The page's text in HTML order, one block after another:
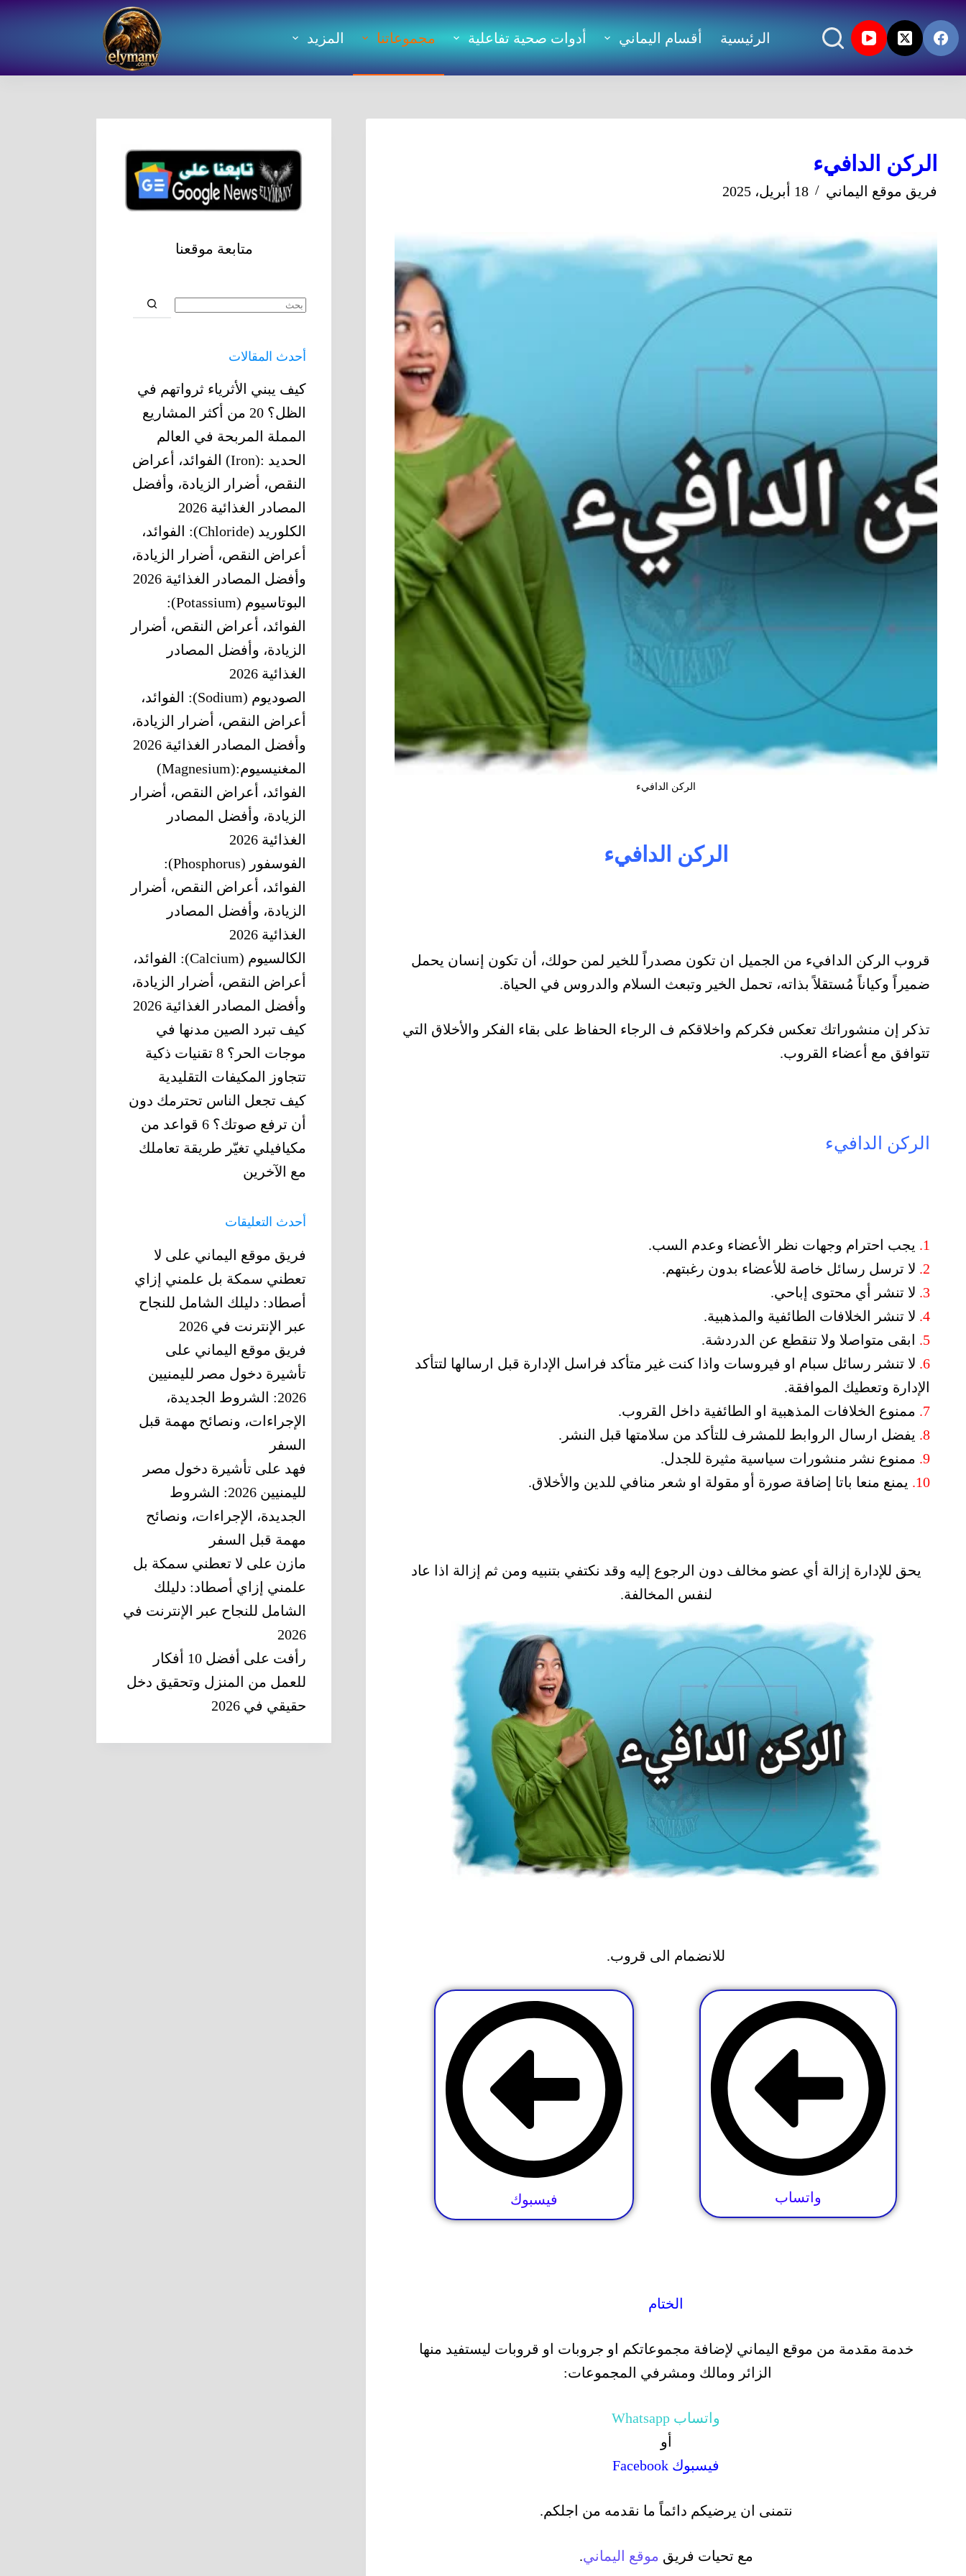
الرئيسية أقسام اليماني أدوات صحية تفاعلية مجموعاتنا المزيد
الركن الدافيء
فريق موقع اليماني 18 أبريل، 2025
الركن الدافيء
الركن الدافيء
قروب الركن الدافيء من الجميل ان تكون مصدراً للخير لمن حولك، أن تكون إنسان يحمل
ضميراً وكياناً مُستقلاً بذاته، تحمل الخير وتبعث السلام والدروس في الحياة.
تذكر إن منشوراتك تعكس فكركم واخلاقكم ف الرجاء الحفاظ على بقاء الفكر والأخلاق التي
تتوافق مع أعضاء القروب.
الركن الدافيء
1. يجب احترام وجهات نظر الأعضاء وعدم السب.
2. لا ترسل رسائل خاصة للأعضاء بدون رغبتهم.
3. لا تنشر أي محتوى إباحي.
4. لا تنشر الخلافات الطائفية والمذهبية.
5.
ابقى متواصلا ولا تنقطع عن الدردشة.
6. لا تنشر رسائل سبام او فيروسات واذا كنت غير متأكد فراسل الإدارة قبل ارسالها لتتأكد
الإدارة وتعطيك الموافقة.
7. ممنوع الخلافات المذهبية او الطائفية داخل القروب.
8. يفضل ارسال الروابط للمشرف للتأكد من سلامتها قبل النشر.
9. ممنوع نشر منشورات سياسية مثيرة للجدل.
10. يمنع منعا باتا إضافة صورة أو مقولة او شعر منافي للدين والأخلاق.
يحق للإدارة إزالة أي عضو مخالف دون الرجوع إليه وقد نكتفي بتنبيه ومن ثم إزالة اذا عاد
لنفس المخالفة.
للانضمام الى قروب.
واتساب فيسبوك
الختام
خدمة مقدمة من موقع اليماني لإضافة مجموعاتكم او جروبات او قروبات ليستفيد منها
الزائر ومالك ومشرفي المجموعات:
واتساب Whatsapp
أو
فيسبوك Facebook
نتمنى ان يرضيكم دائماً ما نقدمه من اجلكم.
مع تحيات فريق موقع اليماني.
متابعة موقعنا
أحدث المقالات
كيف يبني الأثرياء ثرواتهم في
الظل؟ 20 من أكثر المشاريع
المملة المربحة في العالم
الحديد‎ (Iron): ‎الفوائد، أعراض
النقص، أضرار الزيادة، وأفضل
المصادر الغذائية 2026
الكلوريد (Chloride): الفوائد،
أعراض النقص، أضرار الزيادة،
وأفضل المصادر الغذائية 2026
البوتاسيوم (Potassium):
الفوائد، أعراض النقص، أضرار
الزيادة، وأفضل المصادر
الغذائية 2026
الصوديوم (Sodium): الفوائد،
أعراض النقص، أضرار الزيادة،
وأفضل المصادر الغذائية 2026
المغنيسيوم‎ (Magnesium):
‎الفوائد، أعراض النقص، أضرار
الزيادة، وأفضل المصادر
الغذائية 2026
الفوسفور (Phosphorus):
الفوائد، أعراض النقص، أضرار
الزيادة، وأفضل المصادر
الغذائية 2026
الكالسيوم (Calcium): الفوائد،
أعراض النقص، أضرار الزيادة،
وأفضل المصادر الغذائية 2026
كيف تبرد الصين مدنها في
موجات الحر؟ 8 تقنيات ذكية
تتجاوز المكيفات التقليدية
كيف تجعل الناس تحترمك دون
أن ترفع صوتك؟ 6 قواعد من
مكيافيلي تغيّر ‏طريقة تعاملك
مع الآخرين
أحدث التعليقات
فريق موقع اليماني على لا
تعطني سمكة بل علمني إزاي
أصطاد: دليلك الشامل للنجاح
عبر الإنترنت في 2026
فريق موقع اليماني على
تأشيرة دخول مصر لليمنيين
2026: الشروط الجديدة،
الإجراءات، ونصائح مهمة قبل
السفر
فهد على تأشيرة دخول مصر
لليمنيين 2026: الشروط
الجديدة، الإجراءات، ونصائح
مهمة قبل السفر
مازن على لا تعطني سمكة بل
علمني إزاي أصطاد: دليلك
الشامل للنجاح عبر الإنترنت في
2026
رأفت على
أفضل 10 أفكار
للعمل من المنزل وتحقيق دخل
حقيقي في 2026